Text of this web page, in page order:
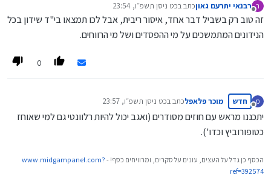
ר
מנותק
רבנאי יתרעם גאוןכתב בכט ניסן תשפ״ו, 23:54
נערך לאחרונה על ידי
זה טוב רק בשביל דבר אחד, איסור ריבית, אבל לכו תמצאו בי"ד שידון בכל
הנידונים המתמשכים על מי ההפסדים ושל מי הרווחים.
0
מ
מנותק
חדש מוכר פלאפלכתב בכט ניסן תשפ״ו, 23:57
נערך לאחרונה על ידי
יתכננו מראש עם חוזים מסודרים (ואגב יכול להיות רלוונטי גם למי שאוחז
כטופורוביץ וכדו').
הכסף כן גדל על העצים, עונים על סקרים, ומרוויחים כסף! - www.midgampanel.com?
ref=392574